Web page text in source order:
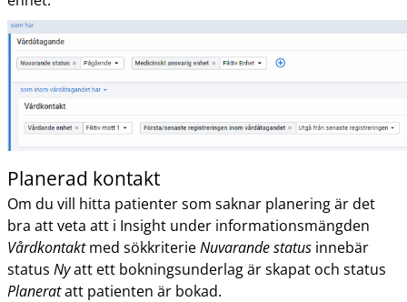
Planerad kontakt
Om du vill hitta patienter som saknar planering är det
bra att veta att i Insight under informationsmängden
Vårdkontaktmed sökkriterieNuvarande statusinnebär
status Nyatt ett bokningsunderlag är skapat och status
Planeratatt patienten är bokad.